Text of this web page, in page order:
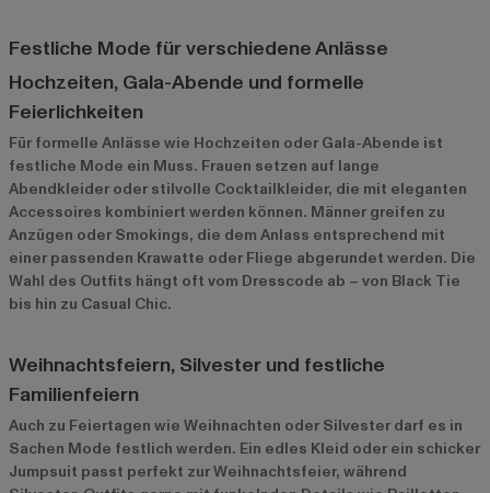
Festliche Mode für verschiedene Anlässe
Hochzeiten, Gala-Abende und formelle
Feierlichkeiten
Für formelle Anlässe wie Hochzeiten oder Gala-Abende ist
festliche Mode ein Muss. Frauen setzen auf lange
Abendkleider oder stilvolle Cocktailkleider, die mit eleganten
Accessoires kombiniert werden können. Männer greifen zu
Anzügen oder Smokings, die dem Anlass entsprechend mit
einer passenden Krawatte oder Fliege abgerundet werden. Die
Wahl des Outfits hängt oft vom Dresscode ab – von Black Tie
bis hin zu Casual Chic.
Weihnachtsfeiern, Silvester und festliche
Familienfeiern
Auch zu Feiertagen wie Weihnachten oder Silvester darf es in
Sachen Mode festlich werden. Ein edles Kleid oder ein schicker
Jumpsuit passt perfekt zur Weihnachtsfeier, während